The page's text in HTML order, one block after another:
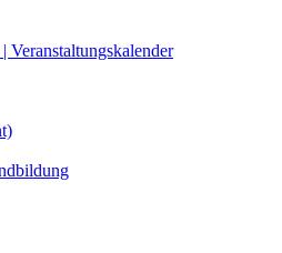
Veranstaltungskalender